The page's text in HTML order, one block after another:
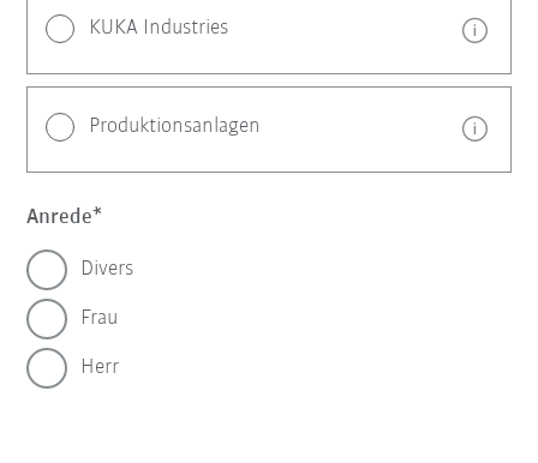
KUKA Industries
Produktionsanlagen
Anrede
Divers
Frau
Herr